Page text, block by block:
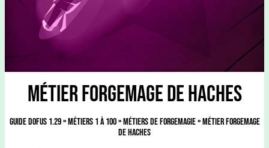
Métier Forgemage de Haches
Guide Dofus 1.29»Métiers 1 à 100»Métiers de Forgemagie»Métier Forgemage
de Haches